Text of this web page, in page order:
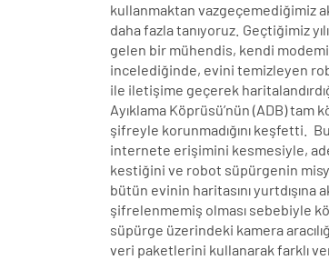
kullanmaktan vazgeçemediğimiz
daha fazla tanıyoruz. Geçtiğimiz
gelen bir mühendis, kendi
incelediğinde, evini temizleyen
ile iletişime geçerek
Ayıklama Köprüsü’nün (ADB)
şifreyle korunmadığını keşfetti.
internete erişimini kesmesiyle,
kestiğini ve robot süpürgenin
bütün evinin haritasını yurtdışına
şifrelenmemiş olması sebebiyle
süpürge üzerindeki kamera
veri paketlerini kullanarak farklı